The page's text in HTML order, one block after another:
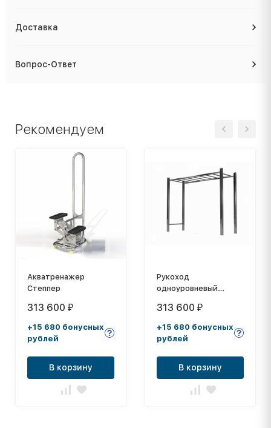
Доставка
Вопрос-Ответ
Рекомендуем
Акватренажер
Степпер
313 600 ₽
+15 680 бонусных
рублей
В корзину
Рукоход
одноуровневый
313 600 ₽
+15 680 бонусных
рублей
В корзину